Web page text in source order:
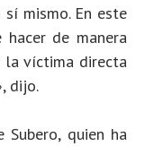
mismo. En este
hacer de manera
la víctima directa
dijo.
Subero, quien ha